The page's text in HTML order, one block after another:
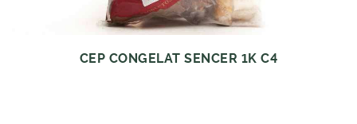
CEP CONGELAT SENCER 1K C4